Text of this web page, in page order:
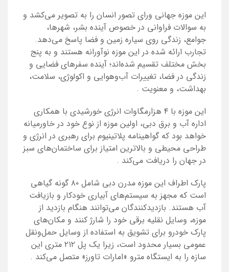
این موزه جهانی ورای تصور انسان را به تصویر می‌کشد و
به سوالات فراوانی در خصوص آینده‌ بشر، شهرها،
جوامع، زندگی روی سیاره‌ زمین و فضا پاسخ می‌دهد.
تجارب ارائه شده در این موزه نوآورانه هستند و به پنج
بخش مختلف تقسیم شده‌اند؛ آینده‌ سفرهای فضایی و
زندگی در فضا، تغییرات آب‌وهوایی و اکولوژی، سلامت،
بهداشت، و معنویت .
این موزه با ۴ هزارمگاوات انرژی خورشیدی با همکاری
اداره آب و برق دبی، اولین موزه از نوع خود در خاورمیانه
خواهد بود که گواهینامه پلاتینیوم برای رهبری در انرژی و
طراحی محیطی و بالاترین امتیاز برای ساختمان‌های سبز
در جهان را دریافت می‌کند .
پارک اطراف این موزه مدرن دبی شامل ۸۰ گونه گیاهی
است که مجهز به سیستم‌های آبیاری خودکار و بازیافت
آب هستند. بازدیدکنندگان می‌توانند هنگام بازدید از
موزه، وسایل نقلیه برقی خود را شارژ کنند و مکان‌های
پارک خودرو برای تشویق به استفاده از وسایل حمل‌ونقل
عمومی بسیار محدود است، زیرا یک پل ۲۱۲ متری این
سازه را به ایستگاه مترو «امارات تاورز» متصل می‌کند .